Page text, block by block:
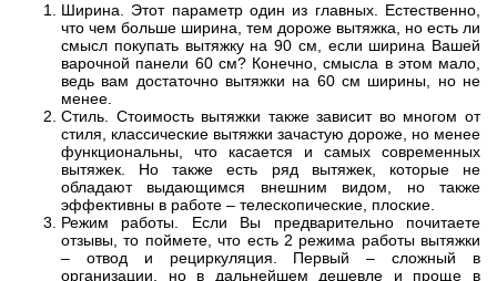
Ширина. Этот параметр один из главных. Естественно,
что чем больше ширина, тем дороже вытяжка, но есть ли
смысл покупать вытяжку на 90 см, если ширина Вашей
варочной панели 60 см? Конечно, смысла в этом мало,
ведь вам достаточно вытяжки на 60 см ширины, но не
менее.
Стиль. Стоимость вытяжки также зависит во многом от
стиля, классические вытяжки зачастую дороже, но менее
функциональны, что касается и самых современных
вытяжек. Но также есть ряд вытяжек, которые не
обладают выдающимся внешним видом, но также
эффективны в работе – телескопические, плоские.
Режим работы. Если Вы предварительно почитаете
отзывы, то поймете, что есть 2 режима работы вытяжки
– отвод и рециркуляция. Первый – сложный в
организации, но в дальнейшем дешевле и проще в